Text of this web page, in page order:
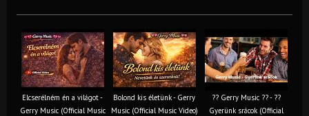
Elcserélném én a világot -
Gerry Music (Official Music
Bolond kis életünk - Gerry
Music (Official Music Video)
?? Gerry Music ?? - ??
Gyerünk srácok (Official